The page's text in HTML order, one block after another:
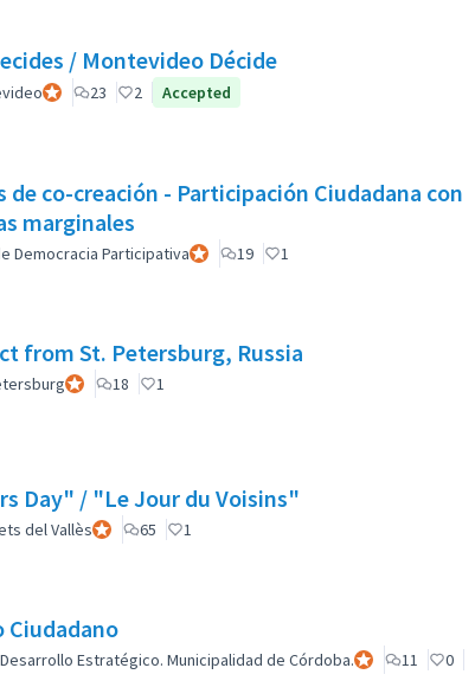
/ Montevideo Décide
Participant officiel
23 2 Accepted
co-creación - Participación Ciudadana con
marginales
Democracia ParticipativaParticipant officiel
19 1
from St. Petersburg, Russia
Participant officiel
18 1
Day" / "Le Jour du Voisins"
del VallèsParticipant officiel
65 1
Ciudadano
Estratégico. Municipalidad de Córdoba.Participant officiel
11
0